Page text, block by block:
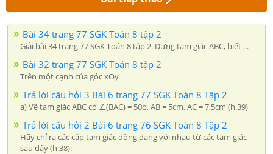
Bài 34 trang 77 SGK Toán 8 tập 2
Giải bài 34 trang 77 SGK Toán 8 tập 2. Dựng tam giác ABC, biết ...
Bài 32 trang 77 SGK Toán 8 tập 2
Trên một cạnh của góc xOy
Trả lời câu hỏi 3 Bài 6 trang 77 SGK Toán 8 Tập 2
a) Vẽ tam giác ABC có ∠(BAC) = 50o, AB = 5cm, AC = 7,5cm (h.39)
Trả lời câu hỏi 2 Bài 6 trang 76 SGK Toán 8 Tập 2
Hãy chỉ ra các cặp tam giác đồng dạng với nhau từ các tam giác
sau đây (h.38):